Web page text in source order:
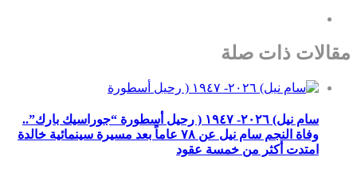
مقالات ذات صلة
سام نيل) ٢٠٢٦- ١٩٤٧ ( رحيل أسطورة “جوراسيك بارك”..
وفاة النجم سام نيل عن ٧٨ عاماً بعد مسيرة سينمائية خالدة
امتدت أكثر من خمسة عقود